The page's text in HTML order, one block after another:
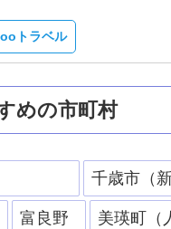
トラベル
めの市町村
千歳市（
富良野 美瑛町（